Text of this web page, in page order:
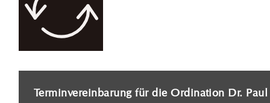
Terminvereinbarung für die Ordination Dr.